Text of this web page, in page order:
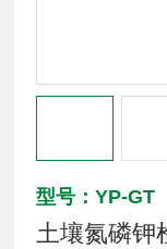
型号：YP-GT
土壤氮磷钾